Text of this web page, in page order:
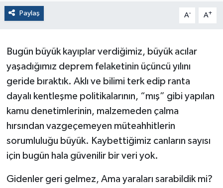
Paylaş A- A+
Bugün büyük kayıplar verdiğimiz, büyük acılar
yaşadığımız deprem felaketinin üçüncü yılını
geride bıraktık. Aklı ve bilimi terk edip ranta
dayalı kentleşme politikalarının, “mış” gibi yapılan
kamu denetimlerinin, malzemeden çalma
hırsından vazgeçemeyen müteahhitlerin
sorumluluğu büyük. Kaybettiğimiz canların sayısı
için bugün hala güvenilir bir veri yok.
Gidenler geri gelmez, Ama yaraları sarabildik mi?